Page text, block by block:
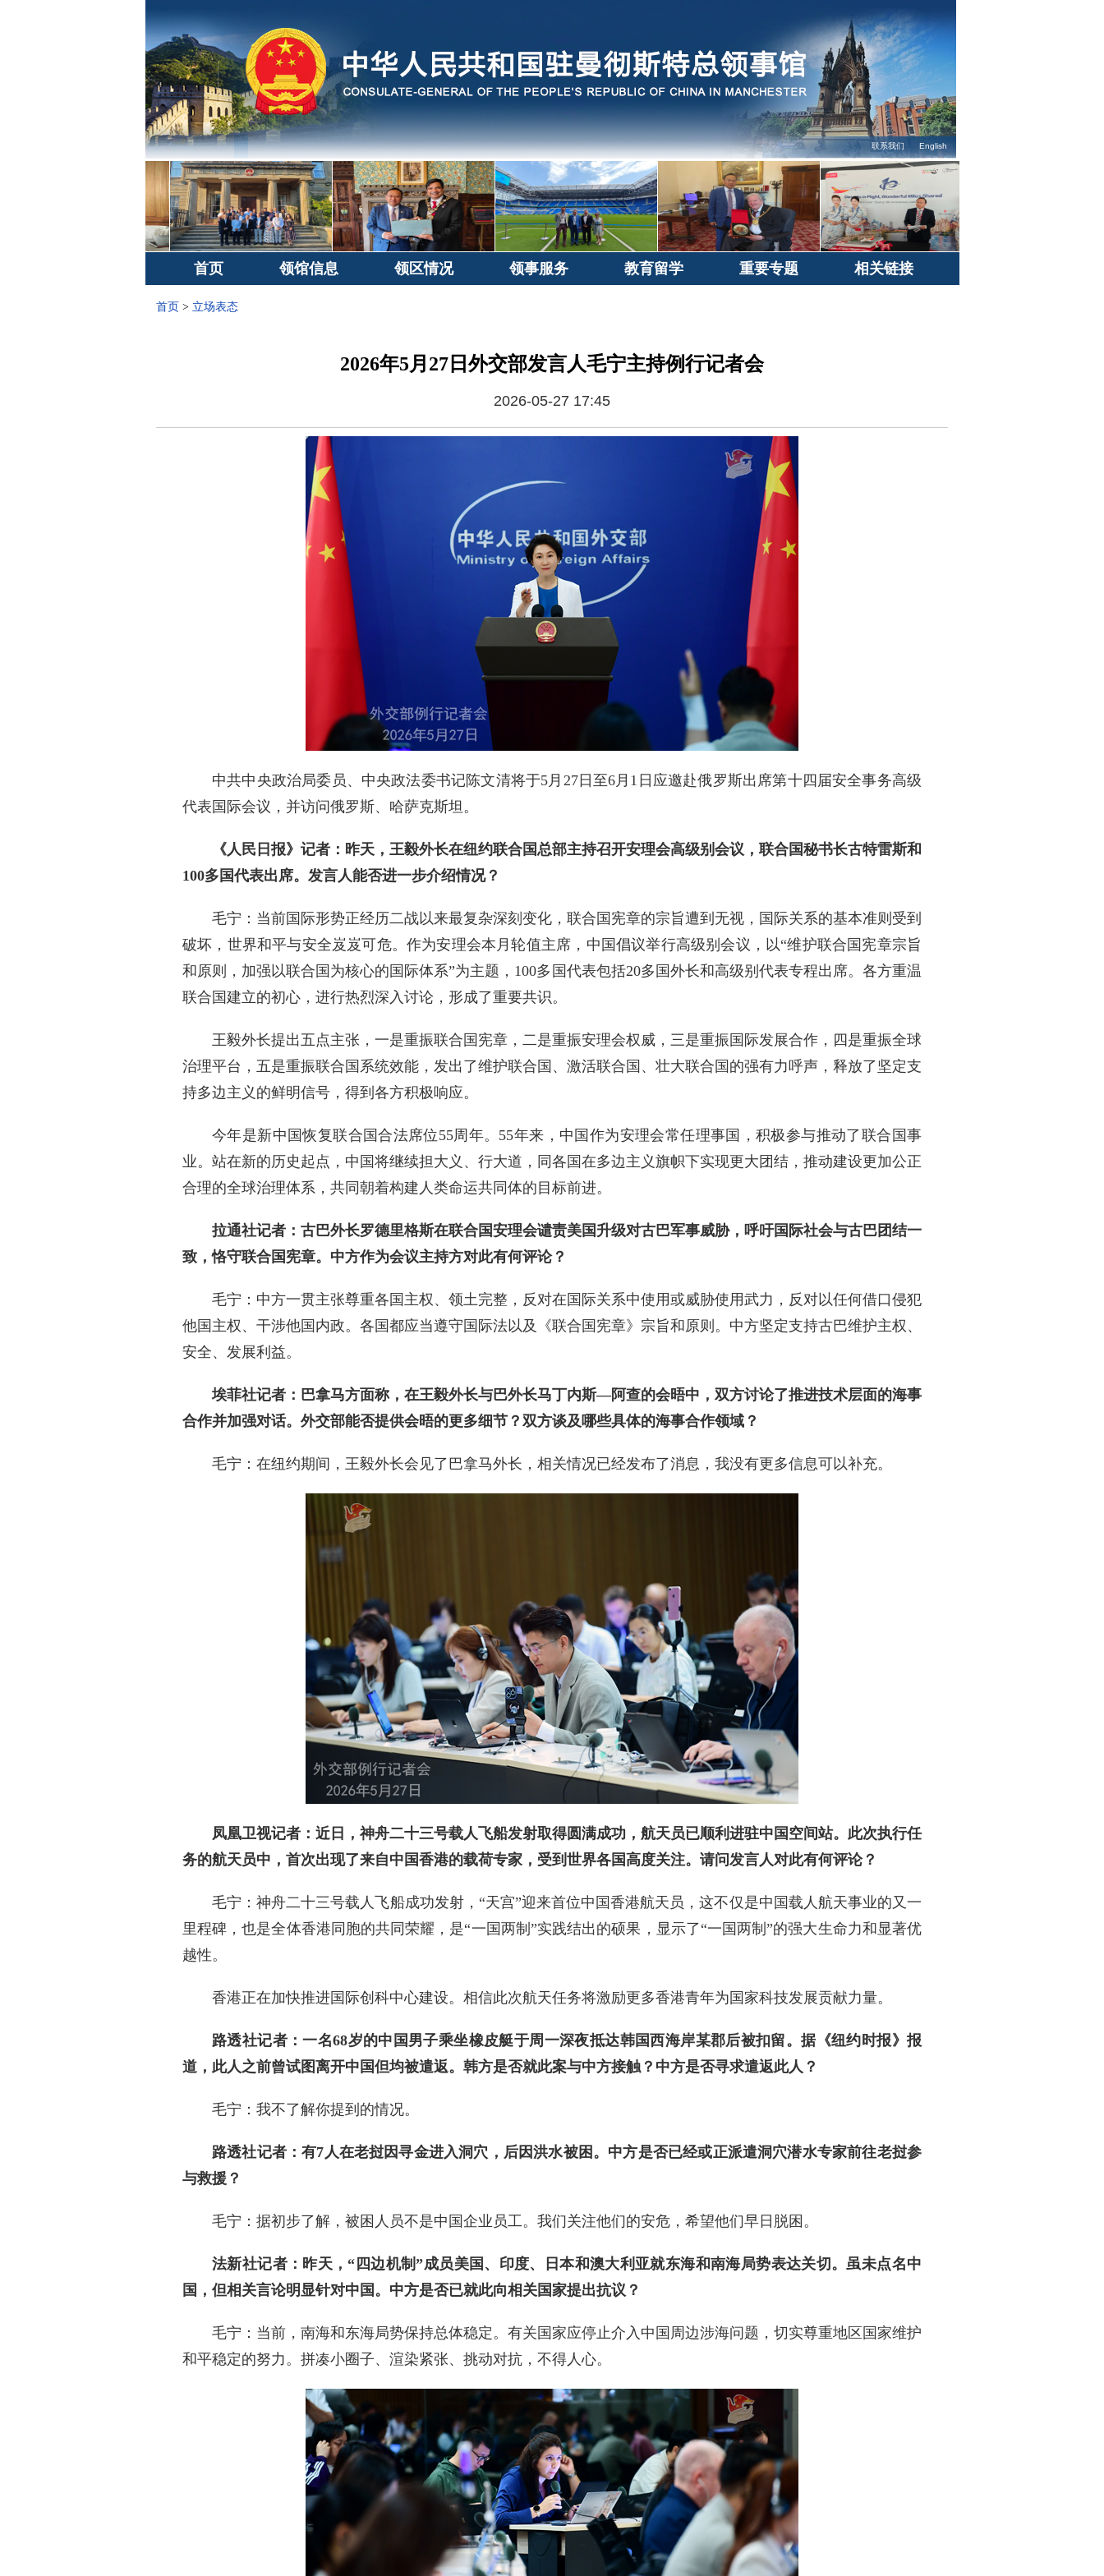
联系我们 English
首页 领馆信息 领区情况 领事服务 教育留学 重要专题 相关链接
首页 > 立场表态
2026年5月27日外交部发言人毛宁主持例行记者会
2026-05-27 17:45
中共中央政治局委员、中央政法委书记陈文清将于5月27日至6月1日应邀赴俄罗斯出席第十四届安全事务高级
代表国际会议，并访问俄罗斯、哈萨克斯坦。
《人民日报》记者：昨天，王毅外长在纽约联合国总部主持召开安理会高级别会议，联合国秘书长古特雷斯和
100多国代表出席。发言人能否进一步介绍情况？
毛宁：当前国际形势正经历二战以来最复杂深刻变化，联合国宪章的宗旨遭到无视，国际关系的基本准则受到
破坏，世界和平与安全岌岌可危。作为安理会本月轮值主席，中国倡议举行高级别会议，以“维护联合国宪章宗旨
和原则，加强以联合国为核心的国际体系”为主题，100多国代表包括20多国外长和高级别代表专程出席。各方重温
联合国建立的初心，进行热烈深入讨论，形成了重要共识。
王毅外长提出五点主张，一是重振联合国宪章，二是重振安理会权威，三是重振国际发展合作，四是重振全球
治理平台，五是重振联合国系统效能，发出了维护联合国、激活联合国、壮大联合国的强有力呼声，释放了坚定支
持多边主义的鲜明信号，得到各方积极响应。
今年是新中国恢复联合国合法席位55周年。55年来，中国作为安理会常任理事国，积极参与推动了联合国事
业。站在新的历史起点，中国将继续担大义、行大道，同各国在多边主义旗帜下实现更大团结，推动建设更加公正
合理的全球治理体系，共同朝着构建人类命运共同体的目标前进。
拉通社记者：古巴外长罗德里格斯在联合国安理会谴责美国升级对古巴军事威胁，呼吁国际社会与古巴团结一
致，恪守联合国宪章。中方作为会议主持方对此有何评论？
毛宁：中方一贯主张尊重各国主权、领土完整，反对在国际关系中使用或威胁使用武力，反对以任何借口侵犯
他国主权、干涉他国内政。各国都应当遵守国际法以及《联合国宪章》宗旨和原则。中方坚定支持古巴维护主权、
安全、发展利益。
埃菲社记者：巴拿马方面称，在王毅外长与巴外长马丁内斯—阿查的会晤中，双方讨论了推进技术层面的海事
合作并加强对话。外交部能否提供会晤的更多细节？双方谈及哪些具体的海事合作领域？
毛宁：在纽约期间，王毅外长会见了巴拿马外长，相关情况已经发布了消息，我没有更多信息可以补充。
凤凰卫视记者：近日，神舟二十三号载人飞船发射取得圆满成功，航天员已顺利进驻中国空间站。此次执行任
务的航天员中，首次出现了来自中国香港的载荷专家，受到世界各国高度关注。请问发言人对此有何评论？
毛宁：神舟二十三号载人飞船成功发射，“天宫”迎来首位中国香港航天员，这不仅是中国载人航天事业的又一
里程碑，也是全体香港同胞的共同荣耀，是“一国两制”实践结出的硕果，显示了“一国两制”的强大生命力和显著优
越性。
香港正在加快推进国际创科中心建设。相信此次航天任务将激励更多香港青年为国家科技发展贡献力量。
路透社记者：一名68岁的中国男子乘坐橡皮艇于周一深夜抵达韩国西海岸某郡后被扣留。据《纽约时报》报
道，此人之前曾试图离开中国但均被遣返。韩方是否就此案与中方接触？中方是否寻求遣返此人？
毛宁：我不了解你提到的情况。
路透社记者：有7人在老挝因寻金进入洞穴，后因洪水被困。中方是否已经或正派遣洞穴潜水专家前往老挝参
与救援？
毛宁：据初步了解，被困人员不是中国企业员工。我们关注他们的安危，希望他们早日脱困。
法新社记者：昨天，“四边机制”成员美国、印度、日本和澳大利亚就东海和南海局势表达关切。虽未点名中
国，但相关言论明显针对中国。中方是否已就此向相关国家提出抗议？
毛宁：当前，南海和东海局势保持总体稳定。有关国家应停止介入中国周边涉海问题，切实尊重地区国家维护
和平稳定的努力。拼凑小圈子、渲染紧张、挑动对抗，不得人心。